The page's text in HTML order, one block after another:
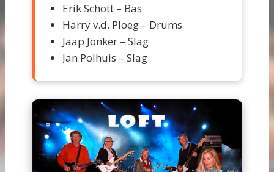
Erik Schott – Bas
Harry v.d. Ploeg – Drums
Jaap Jonker – Slag
Jan Polhuis – Slag